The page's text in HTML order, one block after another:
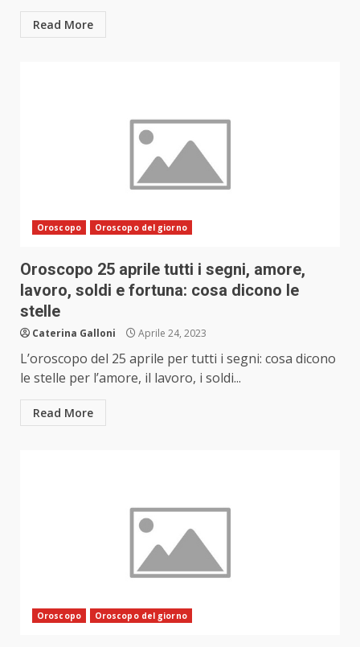
Read More
Oroscopo Oroscopo del giorno
Oroscopo 25 aprile tutti i segni, amore,
lavoro, soldi e fortuna: cosa dicono le
stelle
Caterina Galloni Aprile 24, 2023
L’oroscopo del 25 aprile per tutti i segni: cosa dicono
le stelle per l’amore, il lavoro, i soldi...
Read More
Oroscopo Oroscopo del giorno